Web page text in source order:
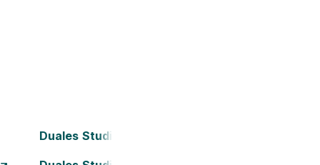
Duales Studium Bielefeld